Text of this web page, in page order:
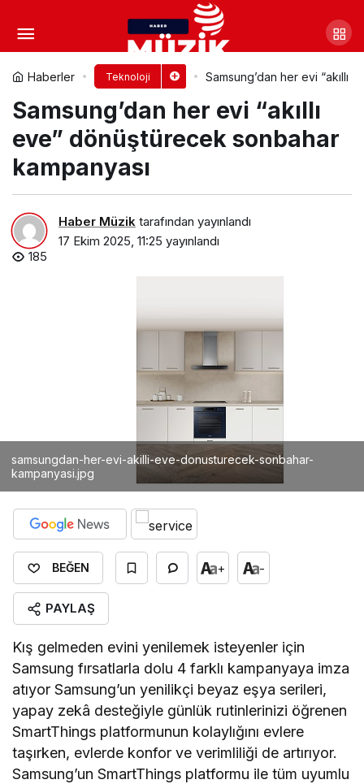
Haberler Teknoloji Samsung’dan her evi “akıllı
Samsung’dan her evi “akıllı
eve” dönüştürecek sonbahar
kampanyası
Haber Müzik tarafından yayınlandı
17 Ekim 2025, 11:25 yayınlandı
185
samsungdan-her-evi-akilli-eve-donusturecek-sonbahar-
kampanyasi.jpg
BEĞEN + -
PAYLAŞ
Kış gelmeden evini yenilemek isteyenler için
Samsung fırsatlarla dolu 4 farklı kampanyaya imza
atıyor Samsung’un yenilikçi beyaz eşya serileri,
yapay zekâ desteğiyle günlük rutinlerinizi öğrenen
SmartThings platformunun kolaylığını evlere
taşırken, evlerde konfor ve verimliliği de artırıyor.
Samsung’un SmartThings platformu ile tüm uyumlu
Yapay zekâ ile büyüyen yeni
tehdit: Grokking
Yorum Yap